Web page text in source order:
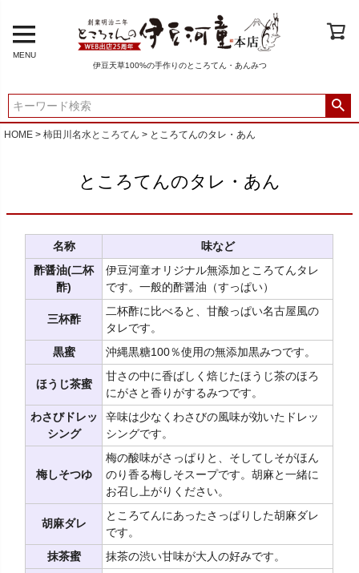
MENU
伊豆天草100%の手作りのところてん・あんみつ
HOME 柿田川名水ところてん ところてんのタレ・あん
ところてんのタレ・あん
名称
味など
酢醤油(二杯
酢)
伊豆河童オリジナル無添加ところてんタレ
です。一般的酢醤油（すっぱい）
三杯酢
二杯酢に比べると、甘酸っぱい名古屋風の
タレです。
黒蜜
沖縄黒糖100％使用の無添加黒みつです。
ほうじ茶蜜
甘さの中に香ばしく焙じたほうじ茶のほろ
にがさと香りがするみつです。
わさびドレッ
シング
辛味は少なくわさびの風味が効いたドレッ
シングです。
梅しそつゆ
梅の酸味がさっぱりと、そしてしそがほん
のり香る梅しそスープです。胡麻と一緒に
お召し上がりください。
胡麻ダレ
ところてんにあったさっぱりした胡麻ダレ
です。
抹茶蜜
抹茶の渋い甘味が大人の好みです。